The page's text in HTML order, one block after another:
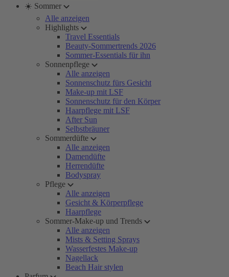
☀️ Sommer
Alle anzeigen
Highlights
Travel Essentials
Beauty-Sommertrends 2026
Sommer-Essentials für ihn
Sonnenpflege
Alle anzeigen
Sonnenschutz fürs Gesicht
Make-up mit LSF
Sonnenschutz für den Körper
Haarpflege mit LSF
After Sun
Selbstbräuner
Sommerdüfte
Alle anzeigen
Damendüfte
Herrendüfte
Bodyspray
Pflege
Alle anzeigen
Gesicht & Körperpflege
Haarpflege
Sommer-Make-up und Trends
Alle anzeigen
Mists & Setting Sprays
Wasserfestes Make-up
Nagellack
Beach Hair stylen